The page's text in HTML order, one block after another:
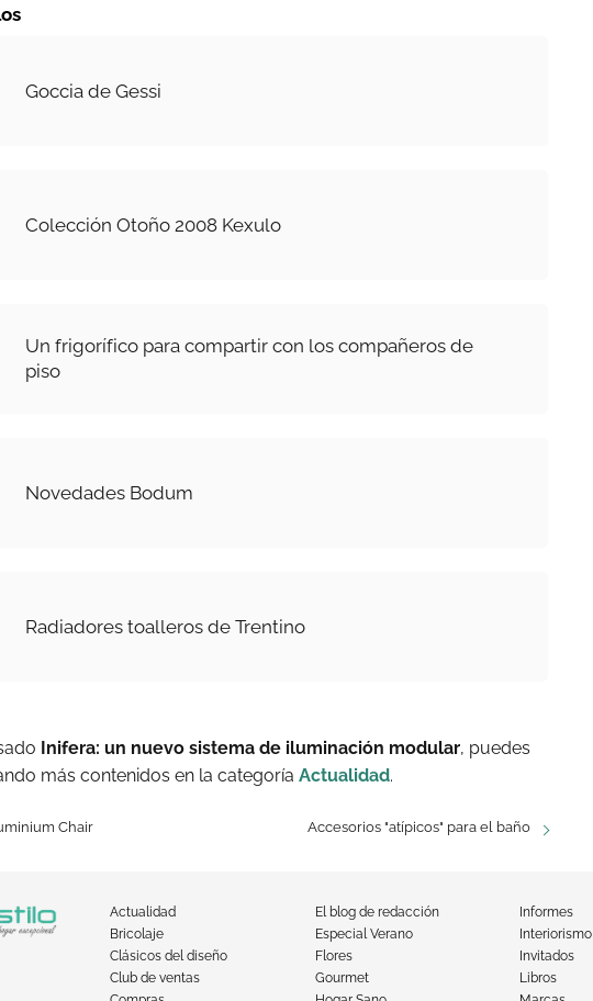
Goccia de Gessi
Colección Otoño 2008 Kexulo
Un frigorífico para compartir con los compañeros de
piso
Novedades Bodum
Radiadores toalleros de Trentino
Inifera: un nuevo sistema de iluminación modular, puedes
más contenidos en la categoría Actualidad.
Chair Accesorios "atípicos" para el baño
Actualidad
Bricolaje
Clásicos del diseño
Club de ventas
El blog de redacción
Especial Verano
Flores
Gourmet
Informes
Interiorismo
Invitados
Libros